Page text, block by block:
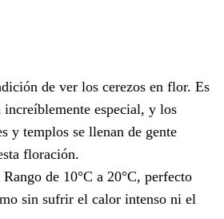
de ver los cerezos en flor. Es
increíblemente especial, y los
y templos se llenan de gente
floración.
Rango de 10°C a 20°C, perfecto
sin sufrir el calor intenso ni el